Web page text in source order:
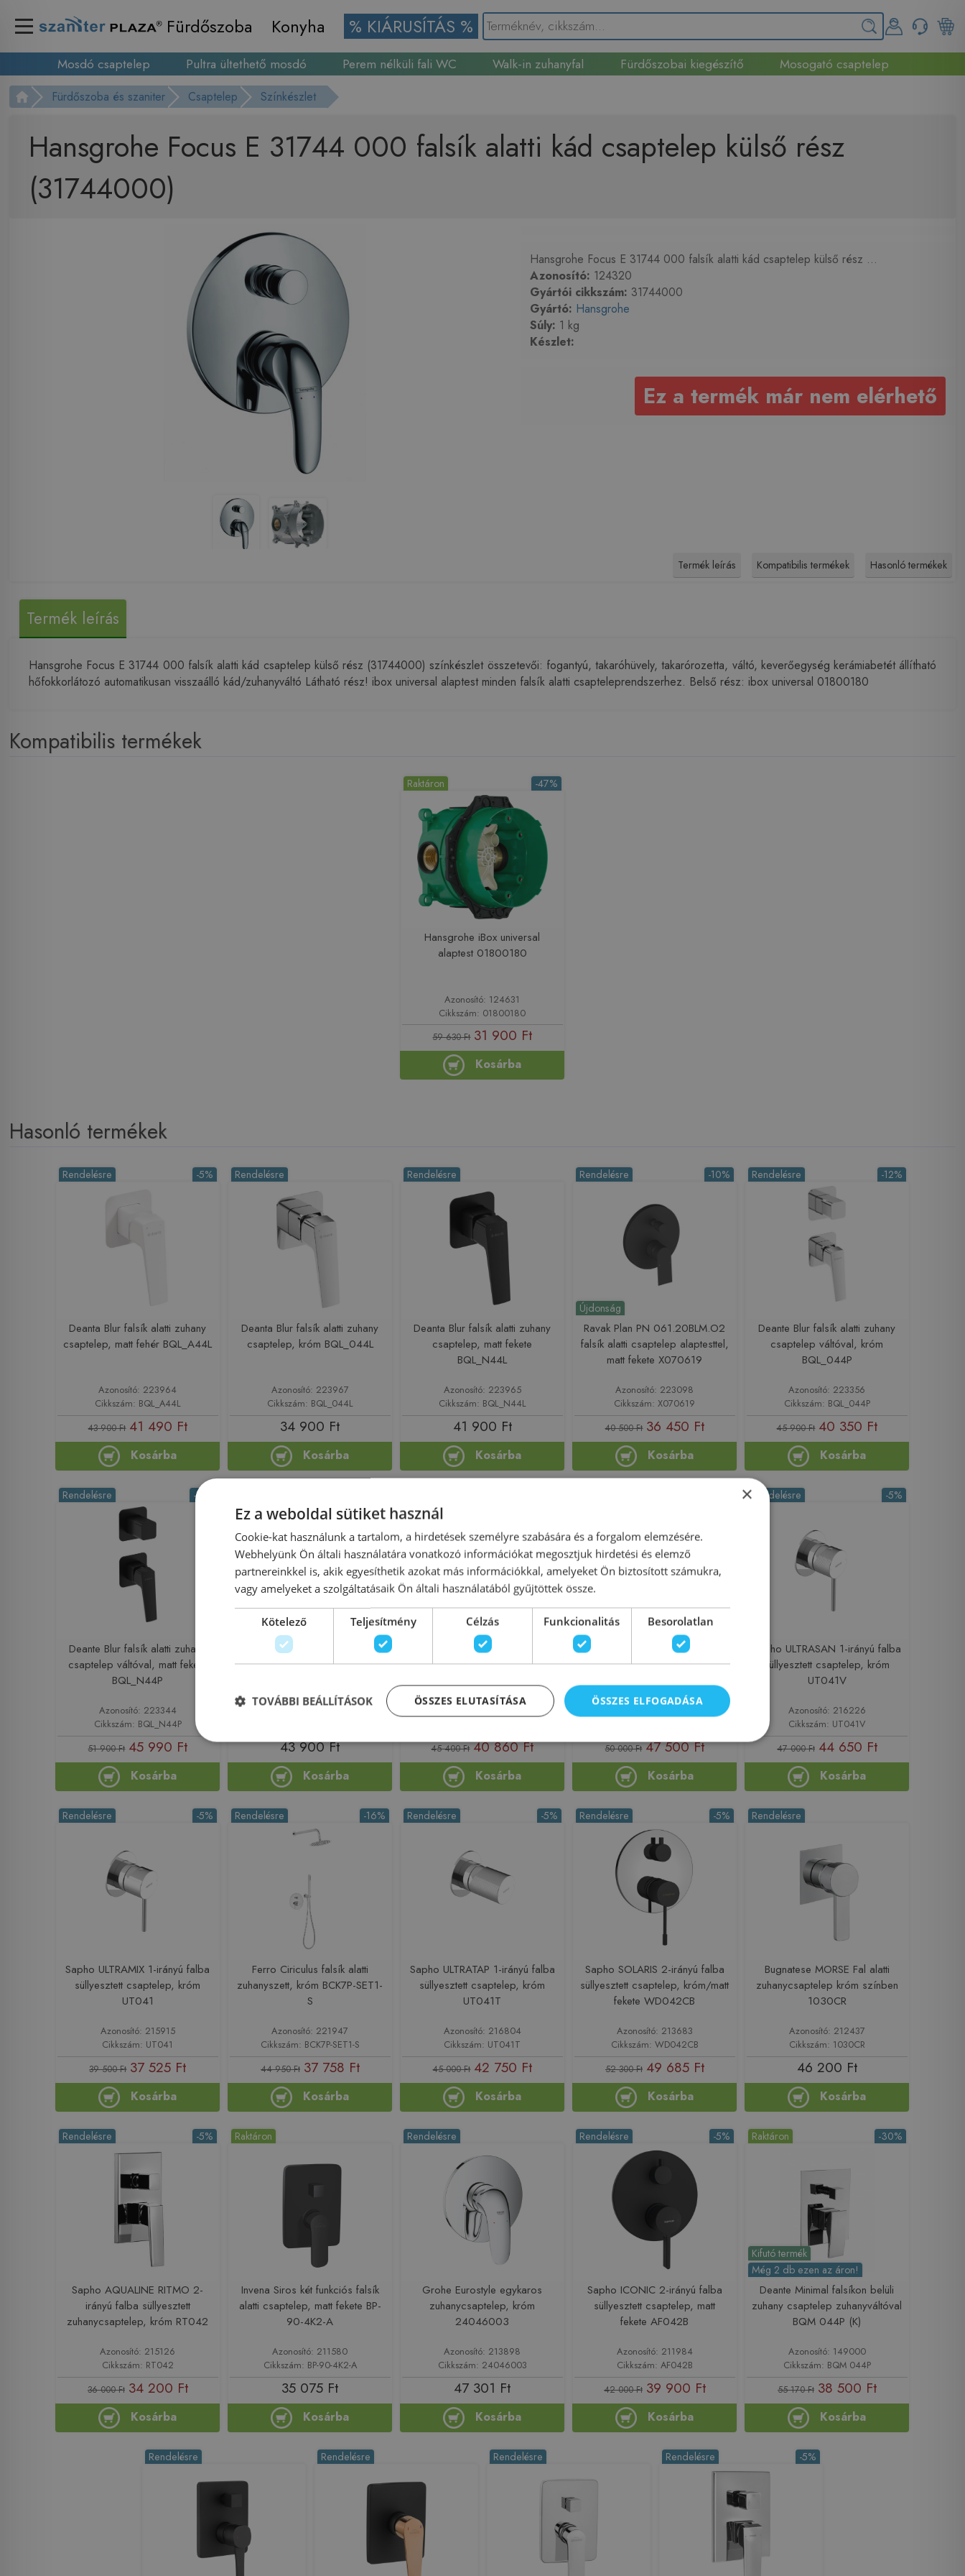
Fürdőszoba Konyha % KIÁRUSÍTÁS %
Mosdó csaptelep Pultra ültethető mosdó Perem nélküli fali WC Walk-in zuhanyfal Fürdőszobai kiegészítő
Mosogató csaptelep
Fürdőszoba és szaniter Csaptelep Színkészlet
Hansgrohe Focus E 31744 000 falsík alatti kád csaptelep külső rész
(31744000)
Hansgrohe Focus E 31744 000 falsík alatti kád csaptelep külső rész ...
Azonosító: 124320
Gyártói cikkszám: 31744000
Gyártó: Hansgrohe
Súly: 1 kg
Készlet:
Ez a termék már nem elérhető
Termék leírás Kompatibilis termékek Hasonló termékek
Termék leírás
Hansgrohe Focus E 31744 000 falsík alatti kád csaptelep külső rész (31744000) színkészlet összetevői: fogantyú, takaróhüvely, takarórozetta, váltó, keverőegység kerámiabetét állítható
hőfokkorlátozó automatikusan visszaálló kád/zuhanyváltó Látható rész! ibox universal alaptest minden falsík alatti csapteleprendszerhez. Belső rész: ibox universal 01800180
Kompatibilis termékek
-47%
Raktáron
Hansgrohe iBox universal
alaptest 01800180
Azonosító: 124631
Cikkszám: 01800180
59 630 Ft 31 900 Ft
Kosárba
Hasonló termékek
-5%
Rendelésre
Deanta Blur falsík alatti zuhany
csaptelep, matt fehér BQL_A44L
Azonosító: 223964
Cikkszám: BQL_A44L
43 900 Ft 41 490 Ft
Kosárba
Rendelésre
Deanta Blur falsík alatti zuhany
csaptelep, króm BQL_044L
Azonosító: 223967
Cikkszám: BQL_044L
34 900 Ft
Kosárba
Rendelésre
Deanta Blur falsík alatti zuhany
csaptelep, matt fekete
BQL_N44L
Azonosító: 223965
Cikkszám: BQL_N44L
41 900 Ft
Kosárba
Újdonság
-10%
Rendelésre
Ravak Plan PN 061.20BLM.O2
falsík alatti csaptelep alaptesttel,
matt fekete X070619
Azonosító: 223098
Cikkszám: X070619
40 500 Ft 36 450 Ft
Kosárba
-12%
Rendelésre
Deante Blur falsík alatti zuhany
csaptelep váltóval, króm
BQL_044P
Azonosító: 223356
Cikkszám: BQL_044P
45 900 Ft 40 350 Ft
Kosárba
-11%
Rendelésre
Deante Blur falsík alatti zuhany
csaptelep váltóval, matt fekete
BQL_N44P
Azonosító: 223344
Cikkszám: BQL_N44P
51 900 Ft 45 990 Ft
Kosárba
Deanta Blur falsík alatti zuhany
csaptelep, titánium BQL_D44L
43 900 Ft
Kosárba
Újdonság
Ravak Plan PN 061.20GB.O2
falsík alatti csaptelep alaptesttel,
45 400 Ft 40 860 Ft
Kosárba
Újdonság
Sapho ICONIC 2-irányú falba
süllyesztett csaptelep, matt réz
50 000 Ft 47 500 Ft
Kosárba
-5%
Rendelésre
Sapho ULTRASAN 1-irányú falba
süllyesztett csaptelep, króm
UT041V
Azonosító: 216226
Cikkszám: UT041V
47 000 Ft 44 650 Ft
Kosárba
-5%
Rendelésre
Sapho ULTRAMIX 1-irányú falba
süllyesztett csaptelep, króm
UT041
Azonosító: 215915
Cikkszám: UT041
39 500 Ft 37 525 Ft
Kosárba
-16%
Rendelésre
Ferro Ciriculus falsík alatti
zuhanyszett, króm BCK7P-SET1-
S
Azonosító: 221947
Cikkszám: BCK7P-SET1-S
44 950 Ft 37 758 Ft
Kosárba
-5%
Rendelésre
Sapho ULTRATAP 1-irányú falba
süllyesztett csaptelep, króm
UT041T
Azonosító: 216804
Cikkszám: UT041T
45 000 Ft 42 750 Ft
Kosárba
-5%
Rendelésre
Sapho SOLARIS 2-irányú falba
süllyesztett csaptelep, króm/matt
fekete WD042CB
Azonosító: 213683
Cikkszám: WD042CB
52 300 Ft 49 685 Ft
Kosárba
Rendelésre
Bugnatese MORSE Fal alatti
zuhanycsaptelep króm színben
1030CR
Azonosító: 212437
Cikkszám: 1030CR
46 200 Ft
Kosárba
-5%
Rendelésre
Sapho AQUALINE RITMO 2-
irányú falba süllyesztett
zuhanycsaptelep, króm RT042
Azonosító: 215126
Cikkszám: RT042
36 000 Ft 34 200 Ft
Kosárba
Raktáron
Invena Siros két funkciós falsík
alatti csaptelep, matt fekete BP-
90-4K2-A
Azonosító: 211580
Cikkszám: BP-90-4K2-A
35 075 Ft
Kosárba
Rendelésre
Grohe Eurostyle egykaros
zuhanycsaptelep, króm
24046003
Azonosító: 213898
Cikkszám: 24046003
47 301 Ft
Kosárba
-5%
Rendelésre
Sapho ICONIC 2-irányú falba
süllyesztett csaptelep, matt
fekete AF042B
Azonosító: 211984
Cikkszám: AF042B
42 000 Ft 39 900 Ft
Kosárba
Kifutó termék
Még 2 db ezen az áron!
-30%
Raktáron
Deante Minimal falsíkon belüli
zuhany csaptelep zuhanyváltóval
BQM 044P (K)
Azonosító: 149000
Cikkszám: BQM 044P
55 170 Ft 38 500 Ft
Kosárba
Rendelésre Rendelésre Rendelésre -5%
Rendelésre
×
Ez a weboldal sütiket használ
Cookie-kat használunk a tartalom, a hirdetések személyre szabására és a forgalom elemzésére.
Webhelyünk Ön általi használatára vonatkozó információkat megosztjuk hirdetési és elemző
partnereinkkel is, akik egyesíthetik azokat más információkkal, amelyeket Ön biztosított számukra,
vagy amelyeket a szolgáltatásaik Ön általi használatából gyűjtöttek össze.
Kötelező Teljesítmény Célzás Funkcionalitás Besorolatlan
ÖSSZES ELFOGADÁSA
ÖSSZES ELUTASÍTÁSA
TOVÁBBI BEÁLLÍTÁSOK